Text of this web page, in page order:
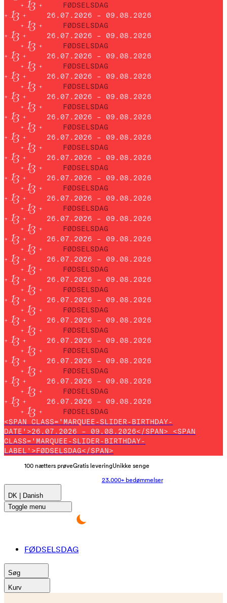
FØDSELSDAG
26.07.2026 – 09.08.2026
FØDSELSDAG
26.07.2026 – 09.08.2026
FØDSELSDAG
26.07.2026 – 09.08.2026
FØDSELSDAG
26.07.2026 – 09.08.2026
FØDSELSDAG
26.07.2026 – 09.08.2026
FØDSELSDAG
26.07.2026 – 09.08.2026
FØDSELSDAG
26.07.2026 – 09.08.2026
FØDSELSDAG
26.07.2026 – 09.08.2026
FØDSELSDAG
26.07.2026 – 09.08.2026
FØDSELSDAG
26.07.2026 – 09.08.2026
FØDSELSDAG
26.07.2026 – 09.08.2026
FØDSELSDAG
26.07.2026 – 09.08.2026
FØDSELSDAG
26.07.2026 – 09.08.2026
FØDSELSDAG
26.07.2026 – 09.08.2026
FØDSELSDAG
26.07.2026 – 09.08.2026
FØDSELSDAG
26.07.2026 – 09.08.2026
FØDSELSDAG
26.07.2026 – 09.08.2026
FØDSELSDAG
26.07.2026 – 09.08.2026
FØDSELSDAG
26.07.2026 – 09.08.2026
FØDSELSDAG
26.07.2026 – 09.08.2026
FØDSELSDAG
<SPAN CLASS='MARQUEE-SLIDER-BIRTHDAY-
DATE'>26.07.2026 – 09.08.2026</SPAN> <SPAN
CLASS='MARQUEE-SLIDER-BIRTHDAY-
LABEL'>FØDSELSDAG</SPAN>
100 nætters prøveGratis leveringUnikke senge
23.000+ bedømmelser
DK | Danish
Toggle menu
FØDSELSDAG
Søg
Kurv